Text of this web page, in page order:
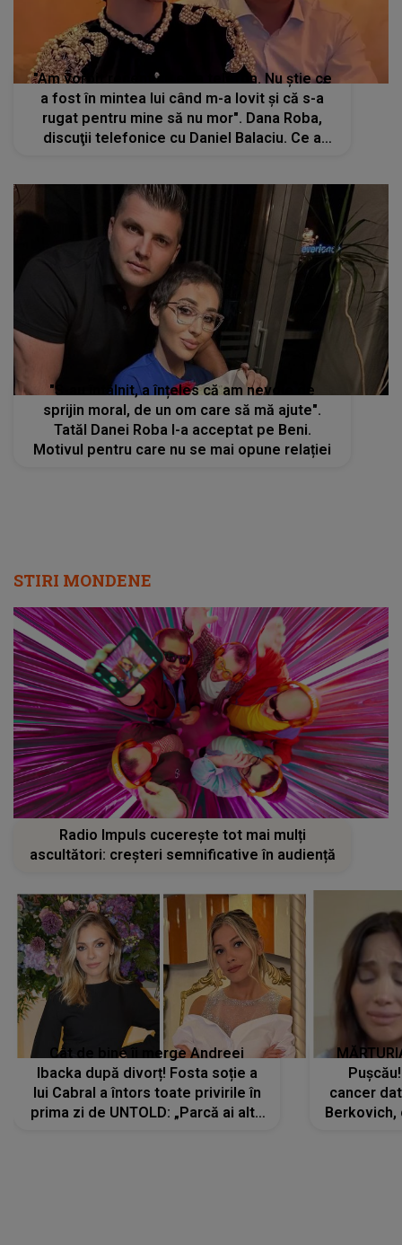
"Am vorbit recent cu el la telefon. Nu știe ce
a fost în mintea lui când m-a lovit și că s-a
rugat pentru mine să nu mor". Dana Roba,
discuţii telefonice cu Daniel Balaciu. Ce a
"S-au întâlnit, a înțeles că am nevoie de
sprijin moral, de un om care să mă ajute".
Tatăl Danei Roba l-a acceptat pe Beni.
Motivul pentru care nu se mai opune relației
STIRI MONDENE
Radio Impuls cucerește tot mai mulți
ascultători: creșteri semnificative în audiență
Cât de bine îi merge Andreei
Ibacka după divorț! Fosta soție a
lui Cabral a întors toate privirile în
prima zi de UNTOLD: „Parcă ai altă
cancer
Berkovich,